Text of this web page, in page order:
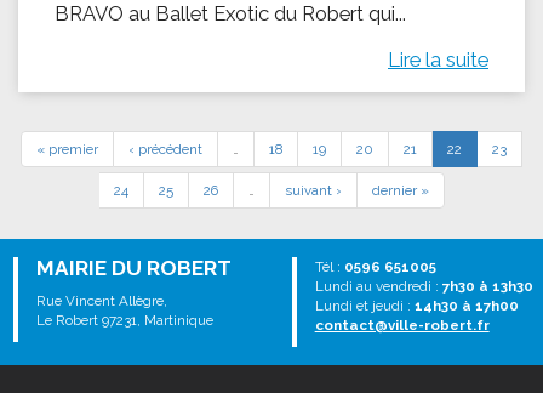
BRAVO au Ballet Exotic du Robert qui...
Lire la suite
« premier ‹ précédent … 18 19 20 21 22 23
24 25 26 … suivant › dernier »
MAIRIE DU ROBERT
Rue Vincent Allègre,
Le Robert 97231, Martinique
Tél : 0596 651005
Lundi au vendredi : 7h30 à 13h30
Lundi et jeudi : 14h30 à 17h00
contact@ville-robert.fr